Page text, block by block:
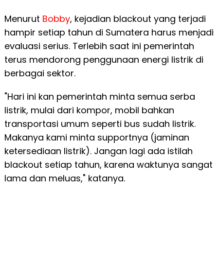
Menurut Bobby, kejadian blackout yang terjadi
hampir setiap tahun di Sumatera harus menjadi
evaluasi serius. Terlebih saat ini pemerintah
terus mendorong penggunaan energi listrik di
berbagai sektor.
"Hari ini kan pemerintah minta semua serba
listrik, mulai dari kompor, mobil bahkan
transportasi umum seperti bus sudah listrik.
Makanya kami minta supportnya (jaminan
ketersediaan listrik). Jangan lagi ada istilah
blackout setiap tahun, karena waktunya sangat
lama dan meluas," katanya.